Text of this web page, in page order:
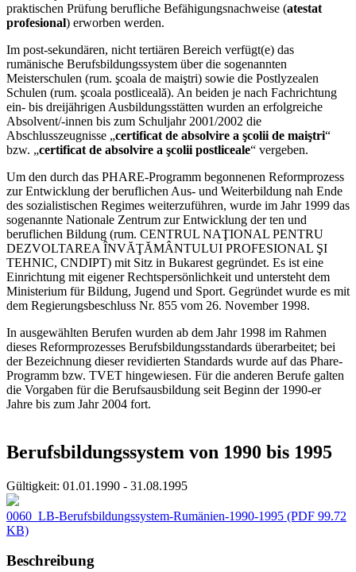
praktischen Prüfung berufliche Befähigungsnachweise (atestat
profesional) erworben werden.
Im post-sekundären, nicht tertiären Bereich verfügt(e) das
rumänische Berufsbildungssystem über die sogenannten
Meisterschulen (rum. şcoala de maiştri) sowie die Postlyzealen
Schulen (rum. şcoala postliceală). An beiden je nach Fachrichtung
ein- bis dreijährigen Ausbildungsstätten wurden an erfolgreiche
Absolvent/-innen bis zum Schuljahr 2001/2002 die
Abschlusszeugnisse „certificat de absolvire a şcolii de maiştri“
bzw. „certificat de absolvire a şcolii postliceale“ vergeben.
Um den durch das PHARE-Programm begonnenen Reformprozess
zur Entwicklung der beruflichen Aus- und Weiterbildung nah Ende
des sozialistischen Regimes weiterzuführen, wurde im Jahr 1999 das
sogenannte Nationale Zentrum zur Entwicklung der ten und
beruflichen Bildung (rum. CENTRUL NAŢIONAL PENTRU
DEZVOLTAREA ÎNVĂŢĂMÂNTULUI PROFESIONAL ŞI
TEHNIC, CNDIPT) mit Sitz in Bukarest gegründet. Es ist eine
Einrichtung mit eigener Rechtspersönlichkeit und untersteht dem
Ministerium für Bildung, Jugend und Sport. Gegründet wurde es mit
dem Regierungsbeschluss Nr. 855 vom 26. November 1998.
In ausgewählten Berufen wurden ab dem Jahr 1998 im Rahmen
dieses Reformprozesses Berufsbildungsstandards überarbeitet; bei
der Bezeichnung dieser revidierten Standards wurde auf das Phare-
Programm bzw. TVET hingewiesen. Für die anderen Berufe galten
die Vorgaben für die Berufsausbildung seit Beginn der 1990-er
Jahre bis zum Jahr 2004 fort.
Berufsbildungssystem von 1990 bis 1995
Gültigkeit: 01.01.1990 - 31.08.1995
0060_LB-Berufsbildungssystem-Rumänien-1990-1995 (PDF 99.72
KB)
Beschreibung